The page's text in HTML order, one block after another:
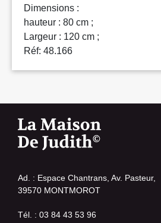
Dimensions :
hauteur : 80 cm ;
Largeur : 120 cm ;
Réf: 48.166
Ad. : Espace Chantrans, Av. Pasteur,
39570 MONTMOROT
Tél. : 03 84 43 53 96